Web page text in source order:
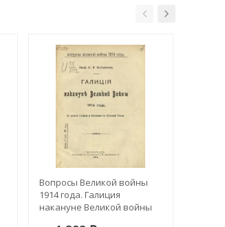
Вопросы Великой войны
1914 года. Галиция
накануне Великой войны